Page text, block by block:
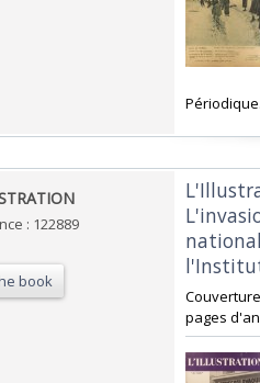
: 122889
book
l'Institut
pages